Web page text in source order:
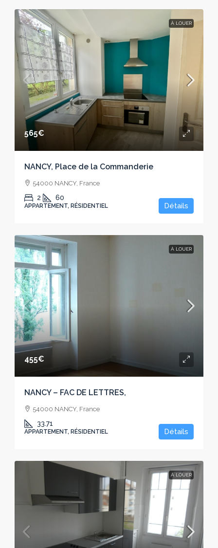
À LOUER
565€
NANCY, Place de la Commanderie
54000 NANCY, France
2 60
APPARTEMENT, RÉSIDENTIEL Détails
À LOUER
455€
NANCY – FAC DE LETTRES,
54000 NANCY, France
33.71
APPARTEMENT, RÉSIDENTIEL Détails
À LOUER